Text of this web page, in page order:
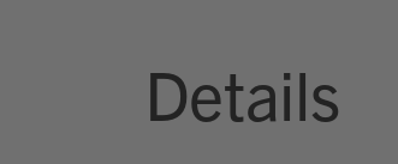
Details